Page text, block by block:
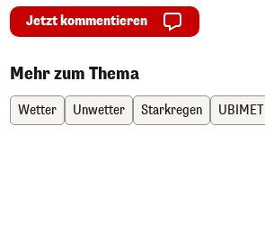
Jetzt kommentieren
Mehr zum Thema
Wetter Unwetter Starkregen UBIMET